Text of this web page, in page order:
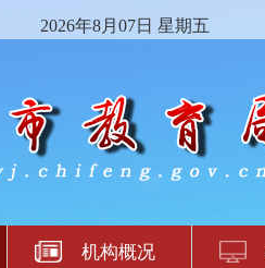
2026年8月07日 星期五
机构概况